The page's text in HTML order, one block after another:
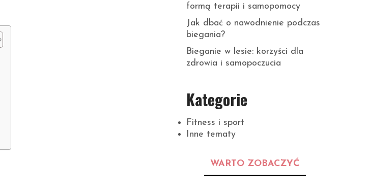
formą terapii i samopomocy
Jak dbać o nawodnienie podczas
biegania?
Bieganie w lesie: korzyści dla
zdrowia i samopoczucia
Kategorie
Fitness i sport
Inne tematy
WARTO ZOBACZYĆ